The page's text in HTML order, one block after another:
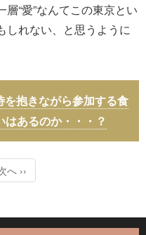
“愛”なんてこの東京とい
しれない、と思うように
抱きながら参加する食
あるのか・・・？
へ ››